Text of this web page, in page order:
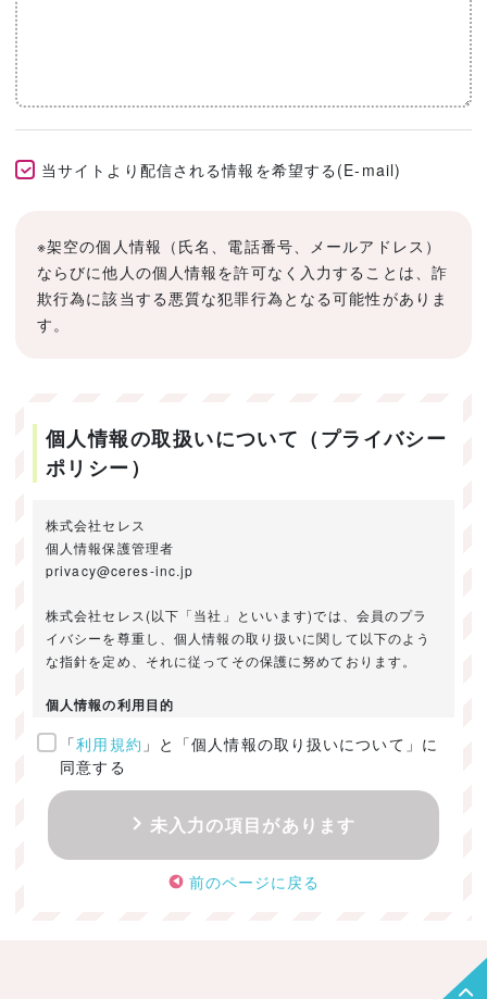
当サイトより配信される情報を希望する(E-mail)
※架空の個人情報（氏名、電話番号、メールアドレス）
ならびに他人の個人情報を許可なく入力することは、詐
欺行為に該当する悪質な犯罪行為となる可能性がありま
す。
個人情報の取扱いについて（プライバシー
ポリシー）
株式会社セレス
個人情報保護管理者
privacy@ceres-inc.jp
株式会社セレス(以下「当社」といいます)では、会員のプラ
イバシーを尊重し、個人情報の取り扱いに関して以下のよう
な指針を定め、それに従ってその保護に努めております。
個人情報の利用目的
ご提供いただきました個人情報は、以下のためにのみ利用い
たします。
・お問い合わせに対する回答及び資料送付のご連絡
・当社のお客様向けサービスの提供
・本人確認
・サービスの開発・改善のための分析
「利用規約 」と「個人情報の取り扱いについて」に
同意する
未入力の項目があります
前のページに戻る